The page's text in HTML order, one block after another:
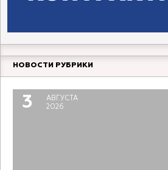
НОВОСТИ РУБРИКИ
3
АВГУСТА
2026